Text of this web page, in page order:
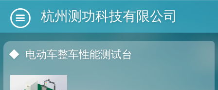
杭州测功科技有限公司
◆  电动车整车性能测试台